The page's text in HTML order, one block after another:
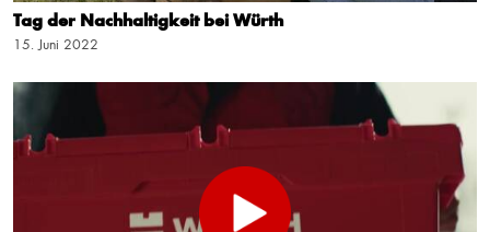
Tag der Nachhaltigkeit bei Würth
15. Juni 2022